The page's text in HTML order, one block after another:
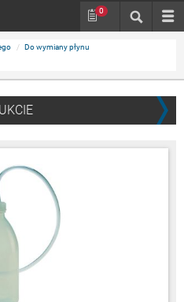
0
Do wymiany płynu